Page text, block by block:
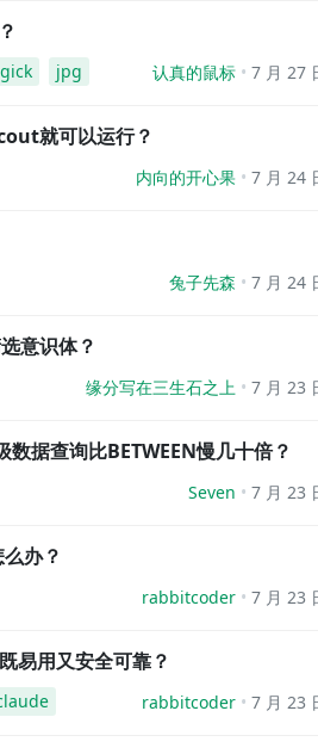
jpg 认真的鼠标 7 月 27
就可以运行？
内向的开心果 7 月 24
兔子先森 7 月 24
意识体？
缘分写在三生石之上 7 月 23
据查询比BETWEEN慢几十倍？
Seven 7 月 23
办？
rabbitcoder 7 月 23
易用又安全可靠？
rabbitcoder 7 月 23